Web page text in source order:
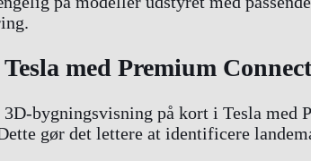
med Premium
bygningsvisning på kort i Tesla
gør det lettere at identificere